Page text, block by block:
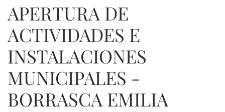
APERTURA DE
ACTIVIDADES E
INSTALACIONES
MUNICIPALES -
BORRASCA EMILIA